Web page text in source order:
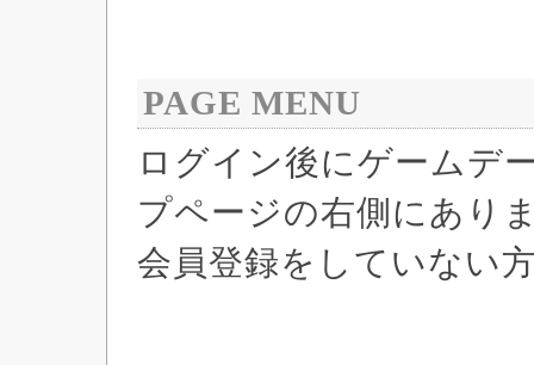
PAGE MENU
ログイン後にゲームデ
プページの右側にあり
会員登録をしていない